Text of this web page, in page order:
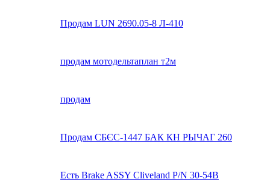
Продам LUN 2690.05-8 Л-410
продам мотодельтаплан т2м
продам
Продам СБЄС-1447 БАК КН РЫЧАГ 260
Есть Brake ASSY Cliveland P/N 30-54B